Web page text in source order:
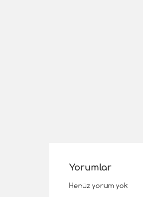
Yorumlar
Henüz yorum yok